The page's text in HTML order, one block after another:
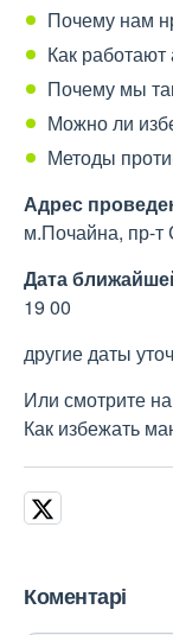
Почему нам
Как работают
Почему мы
Можно ли
Методы
Адрес
м.Почайна, пр-
Дата
19 00
другие даты
Или смотрите
Как избежать
Коментарі